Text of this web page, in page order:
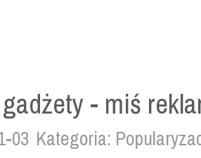
- miś
03 Kategoria: